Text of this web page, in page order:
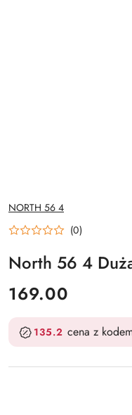
NAZWA
PRODUCENTA:
NORTH 56 4
(0)
North 56 4
cena:
169.00
135.2 cena z